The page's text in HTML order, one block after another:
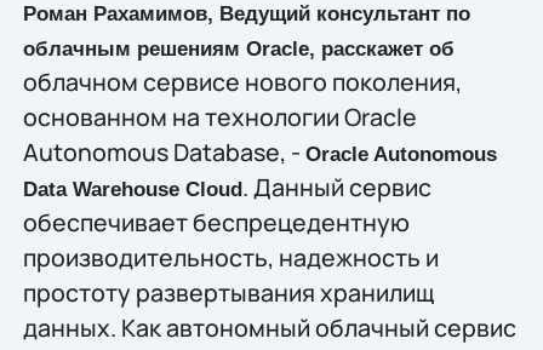
Роман Рахамимов, Ведущий консультант по
облачным решениям Oracle, расскажет об
облачном сервисе нового поколения,
основанном на технологии Oracle
Autonomous Database, - Oracle Autonomous
Data Warehouse Cloud. Данный сервис
обеспечивает беспрецедентную
производительность, надежность и
простоту развертывания хранилищ
данных. Как автономный облачный сервис